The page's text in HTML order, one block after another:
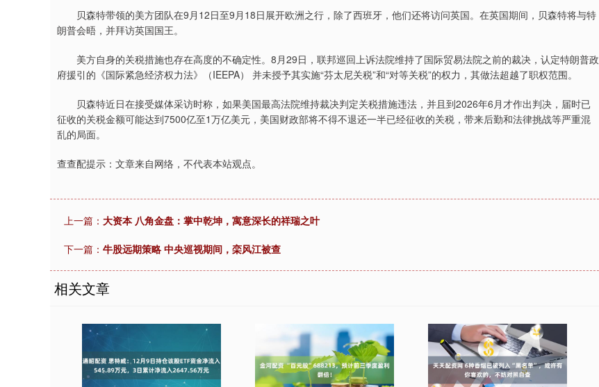
贝森特带领的美方团队在9月12日至9月18日展开欧洲之行，除了西班牙，他们还将访问英国。在英国期间，贝森特将与特
朗普会晤，并拜访英国国王。
美方自身的关税措施也存在高度的不确定性。8月29日，联邦巡回上诉法院维持了国际贸易法院之前的裁决，认定特朗普政
府援引的《国际紧急经济权力法》（IEEPA） 并未授予其实施“芬太尼关税”和“对等关税”的权力，其做法超越了职权范围。
贝森特近日在接受媒体采访时称，如果美国最高法院维持裁决判定关税措施违法，并且到2026年6月才作出判决，届时已
征收的关税金额可能达到7500亿至1万亿美元，美国财政部将不得不退还一半已经征收的关税，带来后勤和法律挑战等严重混
乱的局面。
查查配提示：文章来自网络，不代表本站观点。
上一篇： 大资本 八角金盘：掌中乾坤，寓意深长的祥瑞之叶
下一篇： 牛股远期策略 中央巡视期间，栾风江被查
相关文章